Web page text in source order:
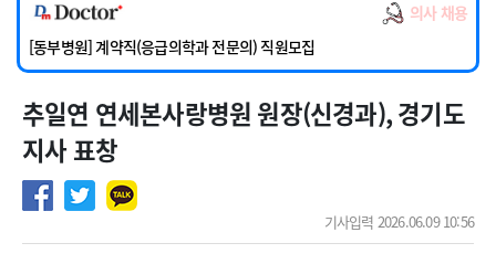
의사 채용
[충남대학교병원] 소아청소년과(소아응급전담) 계약직 의사 공개채용
[동부병원] 계약직(응급의학과 전문의) 직원모집
[이대목동병원] 하반기 전공의(레지던트1년차) 모집
[서울아산병원] 2026년 하반기 인턴 모집
[영남대학교의료원] 마취통증의학과 임기제 임상의사 채용
추일연 연세본사랑병원 원장(신경과), 경기도
지사 표창
기사입력 2026.06.09 10:56